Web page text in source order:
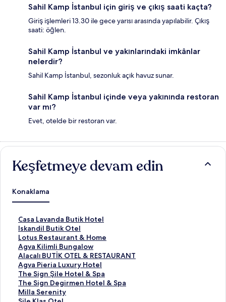
Sahil Kamp İstanbul için giriş ve çıkış saati kaçta?
Giriş işlemleri 13.30 ile gece yarısı arasında yapılabilir. Çıkış
saati: öğlen.
Sahil Kamp İstanbul ve yakınlarındaki imkânlar
nelerdir?
Sahil Kamp İstanbul, sezonluk açık havuz sunar.
Sahil Kamp İstanbul içinde veya yakınında restoran
var mı?
Evet, otelde bir restoran var.
Keşfetmeye devam edin
Konaklama
Casa Lavanda Butik Hotel
C
a
s
a
L
a
v
a
n
Iskandil Butik Otel
I
s
k
a
n
d
i
l
Lotus Restaurant & Home
L
o
t
u
s
R
e
Agva Kilimli Bungalow
A
g
v
a
K
i
Alacalı BUTİK OTEL & RESTAURANT
A
l
a
c
a
Agva Pieria Luxury Hotel
A
g
v
a
The Sign Şile Hotel & Spa
T
h
e
The Sign Degirmen Hotel & Spa
T
h
Milla Serenity
M